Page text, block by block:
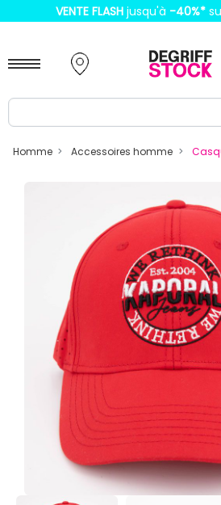
VENTE FLASH jusqu'à -40%*
Homme Accessoires homme